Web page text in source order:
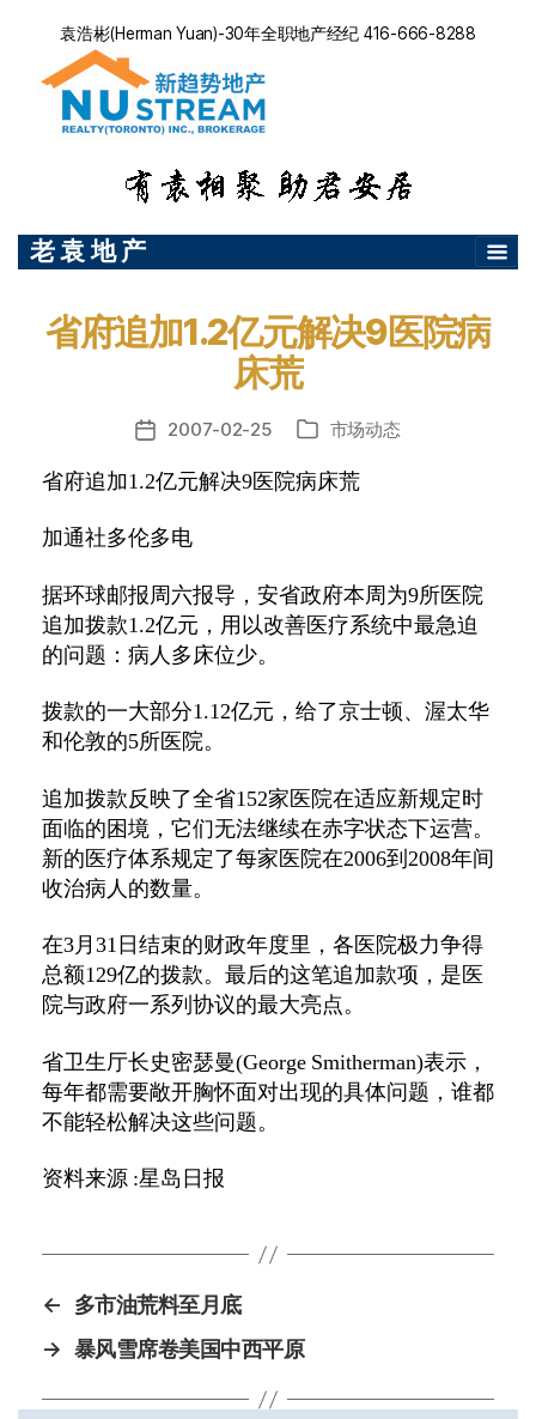
袁浩彬(Herman Yuan)-30年全职地产经纪 416-666-8288
老 袁 地 产
省府追加1.2亿元解决9医院病
床荒
发
日
2007-02-25
分 市场动态
省府追加1.2亿元解决9医院病床荒
加通社多伦多电
据环球邮报周六报导，安省政府本周为9所医院
追加拨款1.2亿元，用以改善医疗系统中最急迫
的问题：病人多床位少。
拨款的一大部分1.12亿元，给了京士顿、渥太华
和伦敦的5所医院。
追加拨款反映了全省152家医院在适应新规定时
面临的困境，它们无法继续在赤字状态下运营。
新的医疗体系规定了每家医院在2006到2008年间
收治病人的数量。
在3月31日结束的财政年度里，各医院极力争得
总额129亿的拨款。最后的这笔追加款项，是医
院与政府一系列协议的最大亮点。
省卫生厅长史密瑟曼(George Smitherman)表示，
每年都需要敞开胸怀面对出现的具体问题，谁都
不能轻松解决这些问题。
资料来源 :星岛日报
←
多市油荒料至月底
→ 暴风雪席卷美国中西平原